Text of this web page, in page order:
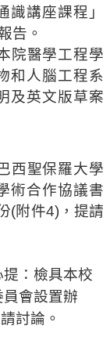
識講座課程」
告。
院醫學工程學
和人腦工程系
及英文版草案
西聖保羅大學
術合作協議書
(附件4) ，提請
提：檢具本校
會設置辦
討論。